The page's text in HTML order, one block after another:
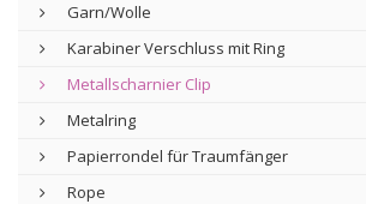
Garn/Wolle
Karabiner Verschluss mit Ring
Metallscharnier Clip
Metalring
Papierrondel für Traumfänger
Rope